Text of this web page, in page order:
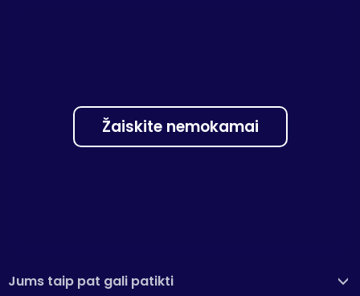
Žaiskite nemokamai
Jums taip pat gali patikti >